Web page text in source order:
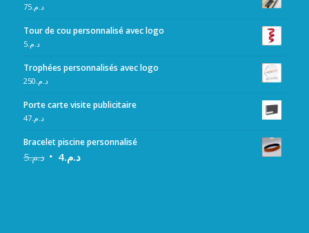
د.م.75
Tour de cou personnalisé avec logo
د.م.5
Trophées personnalisés avec logo
د.م. 250
Porte carte visite publicitaire
د.م.47
Bracelet piscine personnalisé
د.م.5 د.م.4